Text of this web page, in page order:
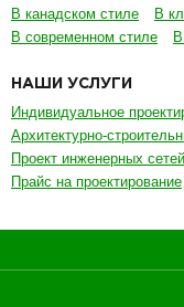
В канадском стиле
В
В современном стиле
НАШИ УСЛУГИ
Индивидуальное
Архитектурно-
Проект инженерных сетей
Прайс на проектирование